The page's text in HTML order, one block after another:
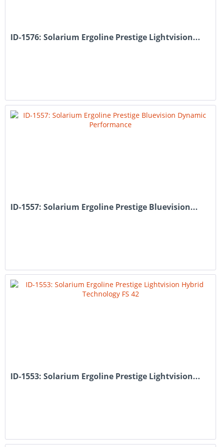
ID-1576: Solarium Ergoline Prestige Lightvision...
ID-1557: Solarium Ergoline Prestige Bluevision...
ID-1553: Solarium Ergoline Prestige Lightvision...